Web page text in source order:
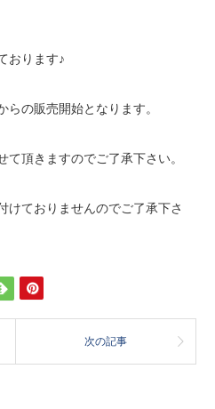
おります♪
らの販売開始となります。
頂きますのでご了承下さい。
けておりませんのでご了承下さ
次の記事